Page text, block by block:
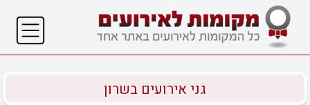
גני אירועים בשרון